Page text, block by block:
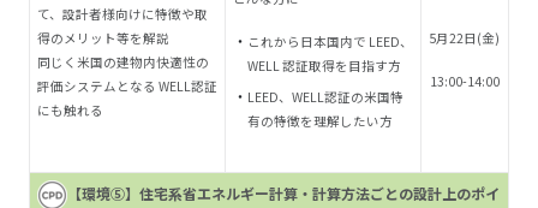
て、設計者様向けに特徴や取
得のメリット等を解説
同じく米国の建物内快適性の
評価システムとなる WELL認証
にも触れる
これから日本国内で LEED、
WELL 認証取得を目指す方
LEED、WELL認証の米国特
有の特徴を理解したい方
5月22日(金)
13:00-14:00
【環境⑤】住宅系省エネルギー計算・計算方法ごとの設計上のポイ